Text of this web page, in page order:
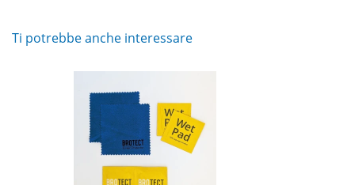
Ti potrebbe anche interessare